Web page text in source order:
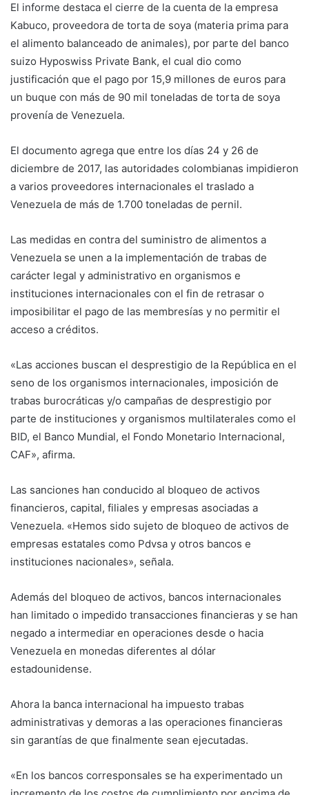
El informe destaca el cierre de la cuenta de la empresa
Kabuco, proveedora de torta de soya (materia prima para
el alimento balanceado de animales), por parte del banco
suizo Hyposwiss Private Bank, el cual dio como
justificación que el pago por 15,9 millones de euros para
un buque con más de 90 mil toneladas de torta de soya
provenía de Venezuela.
El documento agrega que entre los días 24 y 26 de
diciembre de 2017, las autoridades colombianas impidieron
a varios proveedores internacionales el traslado a
Venezuela de más de 1.700 toneladas de pernil.
Las medidas en contra del suministro de alimentos a
Venezuela se unen a la implementación de trabas de
carácter legal y administrativo en organismos e
instituciones internacionales con el fin de retrasar o
imposibilitar el pago de las membresías y no permitir el
acceso a créditos.
«Las acciones buscan el desprestigio de la República en el
seno de los organismos internacionales, imposición de
trabas burocráticas y/o campañas de desprestigio por
parte de instituciones y organismos multilaterales como el
BID, el Banco Mundial, el Fondo Monetario Internacional,
CAF», afirma.
Las sanciones han conducido al bloqueo de activos
financieros, capital, filiales y empresas asociadas a
Venezuela. «Hemos sido sujeto de bloqueo de activos de
empresas estatales como Pdvsa y otros bancos e
instituciones nacionales», señala.
Además del bloqueo de activos, bancos internacionales
han limitado o impedido transacciones financieras y se han
negado a intermediar en operaciones desde o hacia
Venezuela en monedas diferentes al dólar
estadounidense.
Ahora la banca internacional ha impuesto trabas
administrativas y demoras a las operaciones financieras
sin garantías de que finalmente sean ejecutadas.
«En los bancos corresponsales se ha experimentado un